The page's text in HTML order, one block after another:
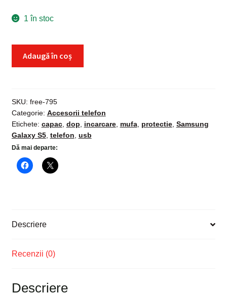
1 în stoc
Samsung
Galaxy
S5,
dop
mufa
port
Adaugă în coș
SKU: free-795
Categorie: Accesorii telefon
Etichete: capac, dop incarcare, mufa, protectie, Samsung
Galaxy S5, telefon usb
Dă mai departe:
Descriere
Recenzii (0)
Descriere